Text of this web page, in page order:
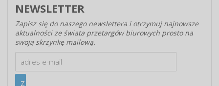
NEWSLETTER
Zapisz się do naszego newslettera i otrzymuj najnowsze
aktualności ze świata przetargów biurowych prosto na
swoją skrzynkę mailową.